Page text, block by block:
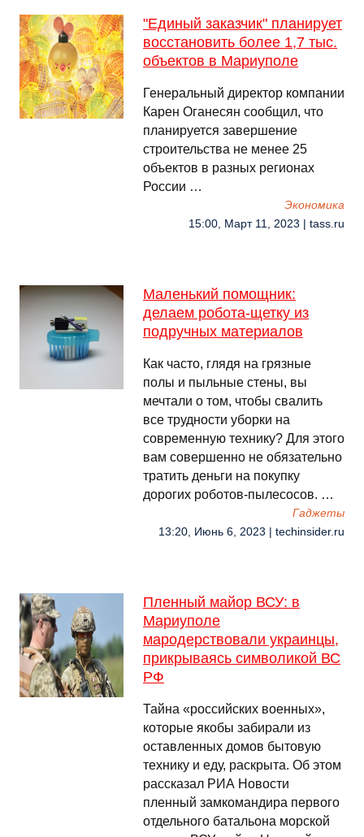
"Единый заказчик" планирует
восстановить более 1,7 тыс.
объектов в Мариуполе
Генеральный директор компании
Карен Оганесян сообщил, что
планируется завершение
строительства не менее 25
объектов в разных регионах
России …
Экономика
15:00, Март 11, 2023 | tass.ru
Маленький помощник:
делаем робота-щетку из
подручных материалов
Как часто, глядя на грязные
полы и пыльные стены, вы
мечтали о том, чтобы свалить
все трудности уборки на
современную технику? Для этого
вам совершенно не обязательно
тратить деньги на покупку
дорогих роботов-пылесосов. …
Гаджеты
13:20, Июнь 6, 2023 | techinsider.ru
Пленный майор ВСУ: в
Мариуполе
мародерствовали украинцы,
прикрываясь символикой ВС
РФ
Тайна «российских военных»,
которые якобы забирали из
оставленных домов бытовую
технику и еду, раскрыта. Об этом
рассказал РИА Новости
пленный замкомандира первого
отдельного батальона морской